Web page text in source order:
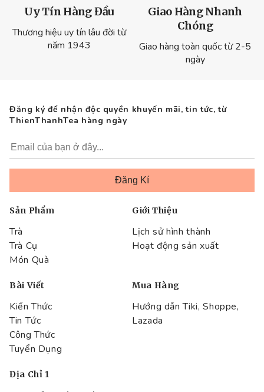
Uy Tín Hàng Đầu
Thương hiệu uy tín lâu đời từ
năm 1943
Giao Hàng Nhanh
Chóng
Giao hàng toàn quốc từ 2-5
ngày
Đăng ký để nhận độc quyền khuyến mãi, tin tức, từ
ThienThanhTea hàng ngày
Sản Phẩm
Trà
Trà Cụ
Món Quà
Giới Thiệu
Lịch sử hình thành
Hoạt động sản xuất
Bài Viết
Kiến Thức
Tin Tức
Công Thức
Tuyển Dụng
Mua Hàng
Hướng dẫn Tiki, Shoppe,
Lazada
Địa Chỉ 1